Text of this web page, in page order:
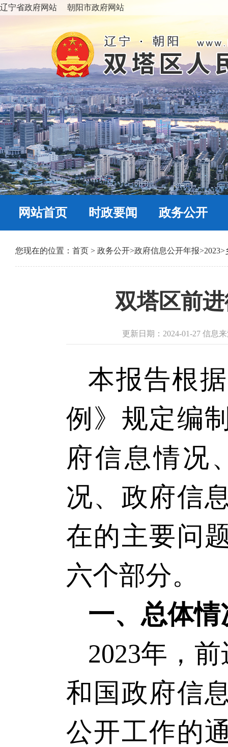
辽宁省政府网站 朝阳市政府网站
网站首页 时政要闻 政务公开
您现在的位置： 首页 > 政务公开>政府信息公开年报>2023>
双塔区前
更新日期：2024-01-27 信息
本报告根
例》规定编
府信息情况
况、政府信
在的主要问
六个部分。
一、总体情
2023年，
和国政府信
公开工作的